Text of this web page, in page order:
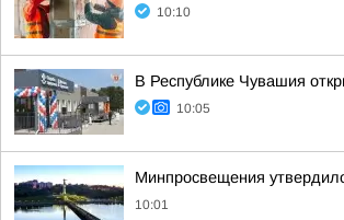
10:10
В Республике Чувашия
10:05
Минпросвещения
10:01